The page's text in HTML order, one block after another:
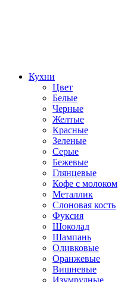
Кухни
Цвет
Белые
Черные
Желтые
Красные
Зеленые
Серые
Бежевые
Глянцевые
Кофе с молоком
Металлик
Слоновая кость
Фуксия
Шоколад
Шампань
Оливковые
Оранжевые
Вишневые
Изумрудные